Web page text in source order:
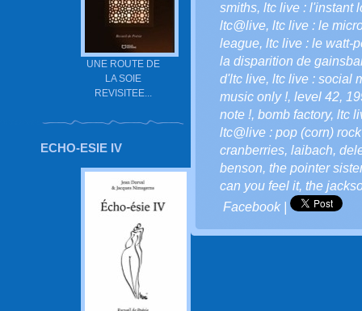
UNE ROUTE DE
LA SOIE
REVISITEE...
ECHO-ESIE IV
smiths, ltc live : l'instant
ltc@live, ltc live : le
league, ltc live : le watt-
la disparition de
d'ltc live, ltc live : social
music only !, level 42,
note !, bomb factory, ltc
ltc@live : pop (corn)
cranberries, laibach,
benson, the pointer
can you feel it, the
Facebook|